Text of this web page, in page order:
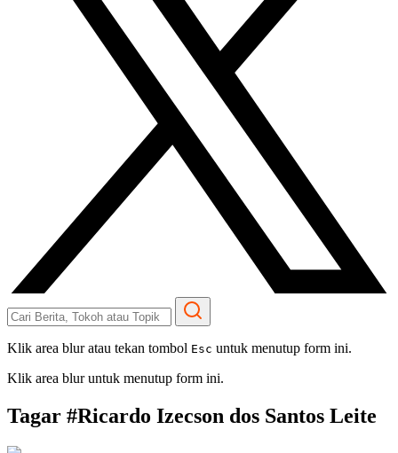
Klik area blur atau tekan tombol Esc untuk menutup form ini.
Klik area blur untuk menutup form ini.
Tagar #Ricardo Izecson dos Santos Leite